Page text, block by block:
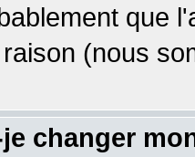
que
(nous
changer